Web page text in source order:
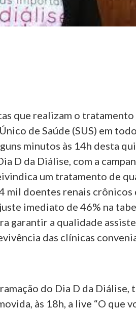
que realizam o
de Saúde (SUS) em
minutos às 14h desta
D da Diálise, com a
um tratamento de
mil doentes renais crônicos
imediato de 46% na
garantir a qualidade
das clínicas
do Dia D da Diálise,
às 18h, a live “O que